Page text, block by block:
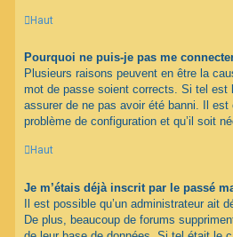
Haut
Pourquoi ne puis-je pas me
Plusieurs raisons peuvent en être la
mot de passe soient corrects. Si tel
assurer de ne pas avoir été banni. Il
problème de configuration et qu’il soit
Haut
Je m’étais déjà inscrit par le passé
Il est possible qu’un administrateur ait
De plus, beaucoup de forums